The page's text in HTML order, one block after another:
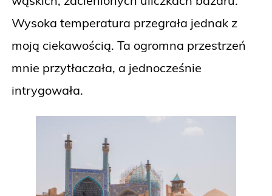
Wysoka temperatura przegrała jednak z
moją ciekawością. Ta ogromna przestrzeń
mnie przytłaczała, a jednocześnie
intrygowała.